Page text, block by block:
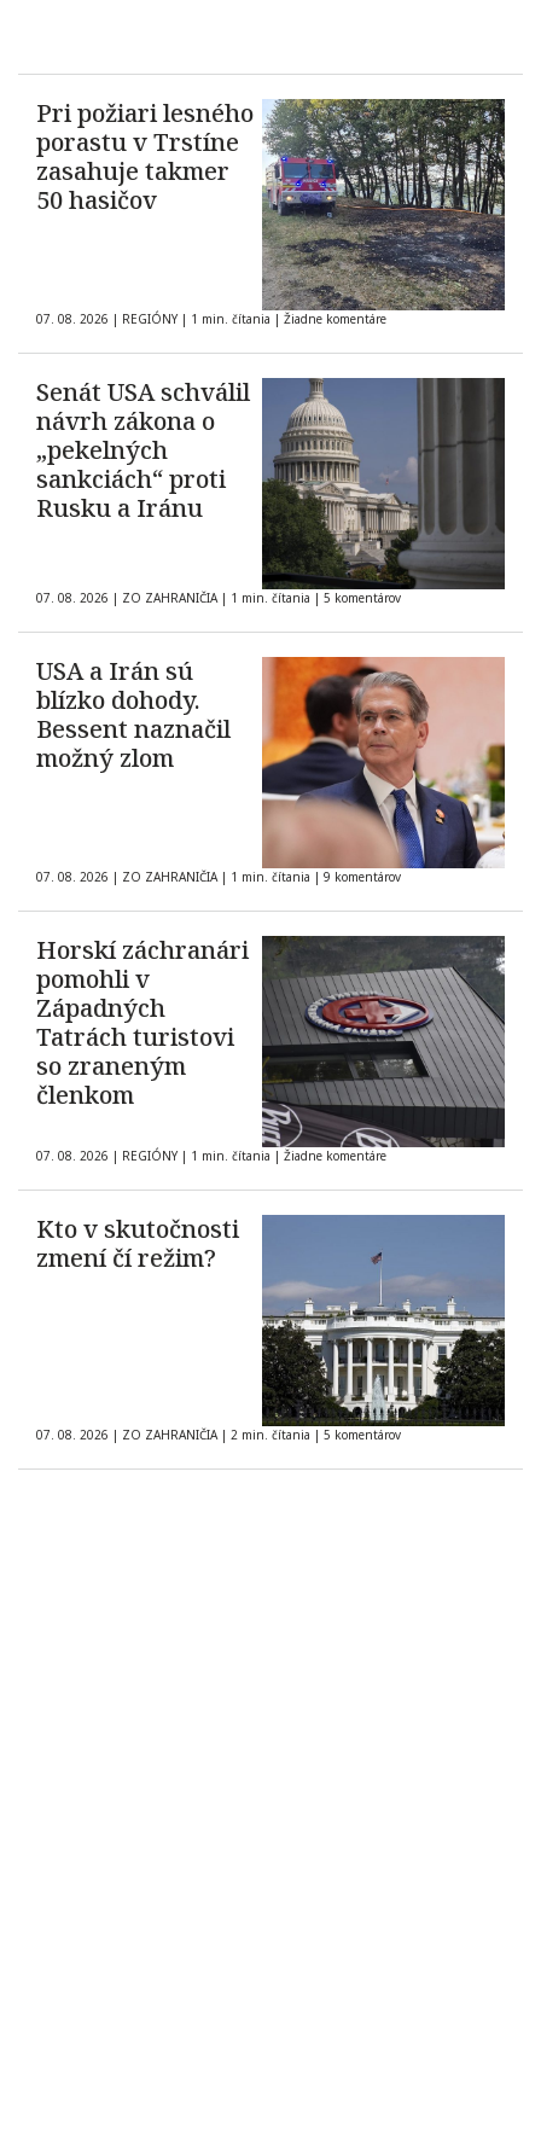
Pri požiari lesného
porastu v Trstíne
zasahuje takmer
50 hasičov
07. 08. 2026 | REGIÓNY | 1 min. čítania | Žiadne komentáre
Senát USA schválil
návrh zákona o
„pekelných
sankciách“ proti
Rusku a Iránu
07. 08. 2026 | ZO ZAHRANIČIA | 1 min. čítania | 5 komentárov
USA a Irán sú
blízko dohody.
Bessent naznačil
možný zlom
07. 08. 2026 | ZO ZAHRANIČIA | 1 min. čítania | 9 komentárov
Horskí záchranári
pomohli v
Západných
Tatrách turistovi
so zraneným
členkom
07. 08. 2026 | REGIÓNY | 1 min. čítania | Žiadne komentáre
Kto v skutočnosti
zmení čí režim?
07. 08. 2026 | ZO ZAHRANIČIA | 2 min. čítania | 5 komentárov